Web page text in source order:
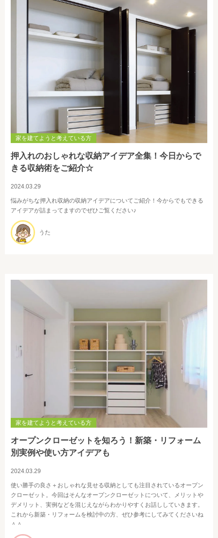
家を建てようと考えている方
押入れのおしゃれな収納アイデア全集！今日からで
きる収納術をご紹介☆
2024.03.29
悩みがちな押入れ収納の収納アイデアについてご紹介！今からでもできる
アイデアが詰まってますのでぜひご覧ください♪
うた
家を建てようと考えている方
オープンクローゼットを知ろう！新築・リフォーム
別実例や使い方アイデアも
2024.03.29
使い勝手の良さ＋おしゃれな見せる収納としても注目されているオープン
クローゼット。今回はそんなオープンクローゼットについて、メリットや
デメリット、実例などを混じえながらわかりやすくお話ししていきます。
これから新築・リフォームを検討中の方、ぜひ参考にしてみてくださいね
＾＾